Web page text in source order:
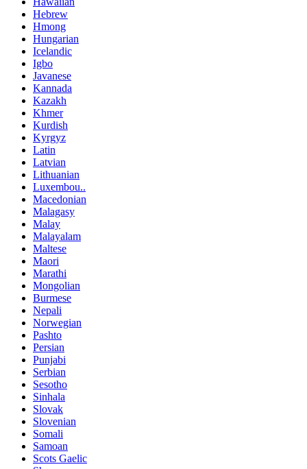
Hebrew
Hmong
Hungarian
Icelandic
Igbo
Javanese
Kannada
Kazakh
Khmer
Kurdish
Kyrgyz
Latin
Latvian
Lithuanian
Luxembou..
Macedonian
Malagasy
Malay
Malayalam
Maltese
Maori
Marathi
Mongolian
Burmese
Nepali
Norwegian
Pashto
Persian
Punjabi
Serbian
Sesotho
Sinhala
Slovak
Slovenian
Somali
Samoan
Scots Gaelic